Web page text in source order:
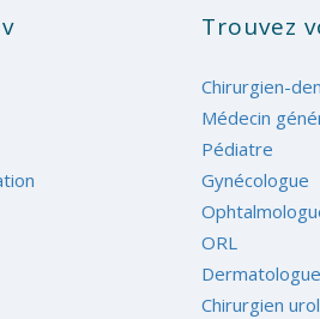
Trouvez
Chirurgien-
Médecin
Pédiatre
Gynécologue
ORL
Dermatologue
Chirurgien